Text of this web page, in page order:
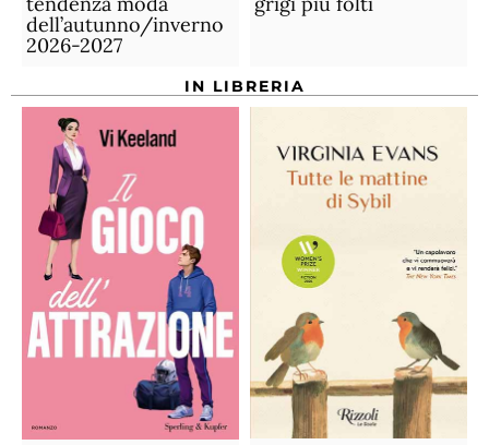
dell’autunno/inverno
2026-2027
IN LIBRERIA